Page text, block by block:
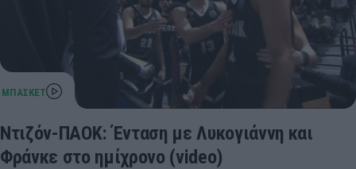
Ντιζόν-ΠΑΟΚ: Ένταση με Λυκογιάννη και
Φράνκε στο ημίχρονο (video)